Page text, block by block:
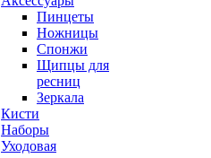
Пинцеты
Ножницы
Спонжи
Щипцы для
ресниц
Зеркала
Кисти
Наборы
Уходовая